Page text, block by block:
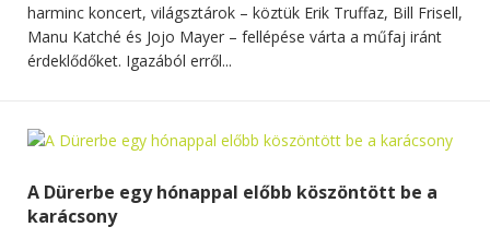
harminc koncert, világsztárok – köztük Erik Truffaz, Bill Frisell,
Manu Katché és Jojo Mayer – fellépése várta a műfaj iránt
érdeklődőket. Igazából erről...
A Dürerbe egy hónappal előbb köszöntött be a
karácsony